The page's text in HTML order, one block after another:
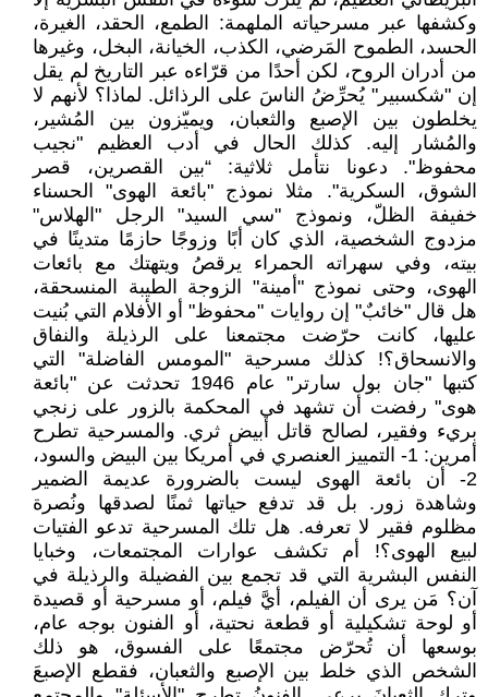
وكشفها عبر مسرحياته الملهمة: الطمع، الحقد، الغيرة،
الحسد، الطموح المَرضي، الكذب، الخيانة، البخل، وغيرها
من أدران الروح، لكن أحدًا من قرّاءه عبر التاريخ لم يقل
إن "شكسبير" يُحرِّضُ الناسَ على الرذائل. لماذا؟ لأنهم لا
يخلطون بين الإصبع والثعبان، ويميّزون بين المُشير،
والمُشار إليه. كذلك الحال في أدب العظيم "نجيب
محفوظ". دعونا نتأمل ثلاثية: “بين القصرين، قصر
الشوق، السكرية". مثلا نموذج "بائعة الهوى" الحسناء
خفيفة الظلّ، ونموذج "سي السيد" الرجل "الهلاس"
مزدوج الشخصية، الذي كان أبًا وزوجًا حازمًا متدينًا في
بيته، وفي سهراته الحمراء يرقصُ ويتهتك مع بائعات
الهوى، وحتى نموذج "أمينة" الزوجة الطيبة المنسحقة،
هل قال "خائبٌ" إن روايات "محفوظ" أو الأفلام التي بُنيت
عليها، كانت حرّضت مجتمعنا على الرذيلة والنفاق
والانسحاق؟! كذلك مسرحية "المومس الفاضلة" التي
كتبها "جان بول سارتر" عام 1946 تحدثت عن "بائعة
هوى" رفضت أن تشهد في المحكمة بالزور على زنجي
بريء وفقير، لصالح قاتل أبيض ثري. والمسرحية تطرح
أمرين: 1- التمييز العنصري في أمريكا بين البيض والسود،
2- أن بائعة الهوى ليست بالضرورة عديمة الضمير
وشاهدة زور. بل قد تدفع حياتها ثمنًا لصدقها ونُصرة
مظلوم فقير لا تعرفه. هل تلك المسرحية تدعو الفتيات
لبيع الهوى؟! أم تكشف عوارات المجتمعات، وخبايا
النفس البشرية التي قد تجمع بين الفضيلة والرذيلة في
آن؟ مَن يرى أن الفيلم، أيَّ فيلم، أو مسرحية أو قصيدة
أو لوحة تشكيلية أو قطعة نحتية، أو الفنون بوجه عام،
بوسعها أن تُحرّض مجتمعًا على الفسوق، هو ذلك
الشخص الذي خلط بين الإصبع والثعبان، فقطع الإصبعَ